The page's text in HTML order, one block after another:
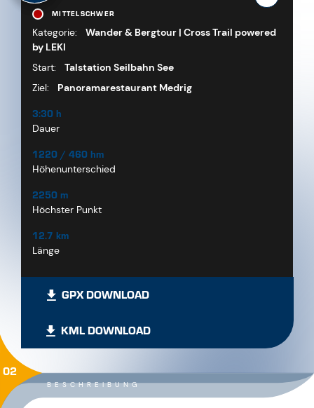
MITTELSCHWER
Kategorie:
Wander & Bergtour | Cross Trail powered
by LEKI
Start:
Talstation Seilbahn See
Ziel:
Panoramarestaurant Medrig
3:30 h
Dauer
1220 / 460 hm
Höhenunterschied
2250 m
Höchster Punkt
12.7 km
Länge
GPX DOWNLOAD
KML DOWNLOAD
BESCHREIBUNG
02